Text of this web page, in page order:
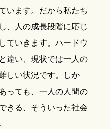
います。だから私たち
、人の成長段階に応じ
ていきます。ハードウ
違い、現状では一人の
しい状況です。しか
っても、一人の人間の
きる、そういった社会